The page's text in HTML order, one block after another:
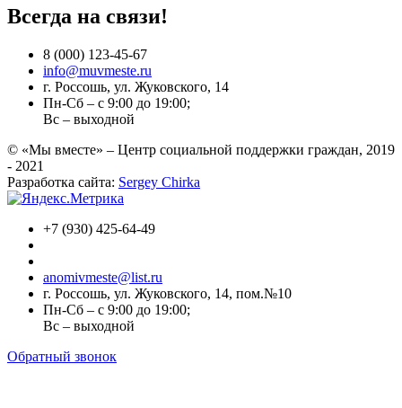
Всегда на связи!
8 (000) 123-45-67
info@muvmeste.ru
г. Россошь, ул. Жуковского, 14
Пн-Сб – с 9:00 до 19:00;
Вс – выходной
© «Мы вместе» – Центр социальной поддержки граждан, 2019
- 2021
Разработка сайта: Sergey Chirka
+7 (930) 425-64-49
anomivmeste@list.ru
г. Россошь, ул. Жуковского, 14, пом.№10
Пн-Сб – с 9:00 до 19:00;
Вс – выходной
Обратный звонок